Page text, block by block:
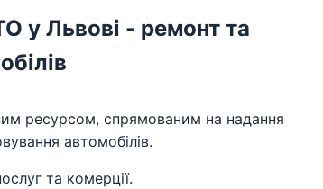
у Львові - ремонт та
ресурсом, спрямованим на надання
автомобілів.
та комерції.